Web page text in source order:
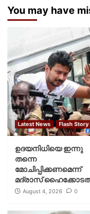
You may have
Latest News Flash Story
ഉദയനിധിയെ ഇന്നു
തന്നെ
മോചിപ്പിക്കണമെന്ന്
മദ്രാസ്
August 4, 2026 0